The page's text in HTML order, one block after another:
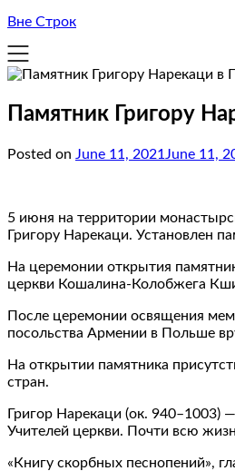
Вне Строк
Памятник Григору
Posted on June 11, 2021 June 11,
5 июня на территории
Григору Нарекаци. Установлен
На церемонии открытия
церкви Кошалина-Колобжега
После церемонии освящения
посольства Армении в Польше
На открытии памятника
стран.
Григор Нарекаци (ок. 940–1003)
Учителей церкви. Почти всю
«Книгу скорбных песнопений»,